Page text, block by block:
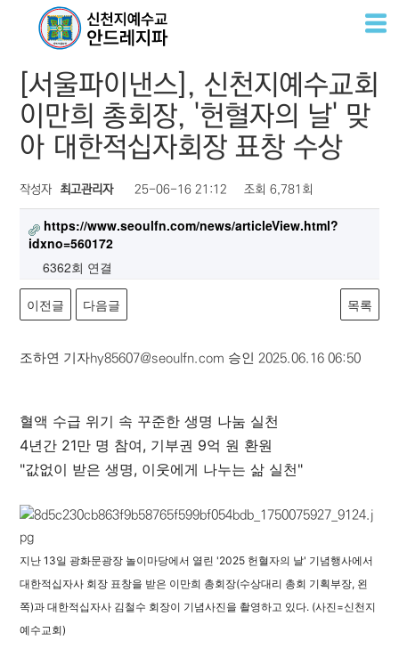
진실 소통 홍보 언론
[서울파이낸스], 신천지예수교회
이만희 총회장, '헌혈자의 날' 맞
아 대한적십자회장 표창 수상
작성자 최고관리자 25-06-16 21:12 조회 6,781회
https://www.seoulfn.com/news/articleView.html?
idxno=560172
6362회 연결
이전글 다음글 목록
조하연 기자hy85607@seoulfn.com 승인2025.06.16 06:50
혈액 수급 위기 속 꾸준한 생명 나눔 실천
4년간 21만 명 참여, 기부권 9억 원 환원
"값없이 받은 생명, 이웃에게 나누는 삶 실천"
지난 13일 광화문광장 놀이마당에서 열린 '2025 헌혈자의 날' 기념행사에서
대한적십자사 회장 표창을 받은 이만희 총회장(수상대리 총회 기획부장, 왼
쪽)과 대한적십자사 김철수 회장이 기념사진을 촬영하고 있다. (사진=신천지
예수교회)